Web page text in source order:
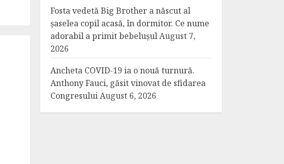
Fosta vedetă Big Brother a născut al
șaselea copil acasă, în dormitor. Ce nume
adorabil a primit bebelușulAugust 7,
2026
Ancheta COVID-19 ia o nouă turnură.
Anthony Fauci, găsit vinovat de sfidarea
CongresuluiAugust 6, 2026